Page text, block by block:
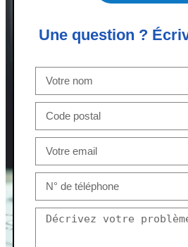
Une question ?